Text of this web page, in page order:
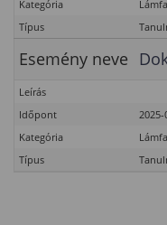
Kategória
Típus
Esemény neve
Leírás
Időpont
2025-
Kategória
Típus